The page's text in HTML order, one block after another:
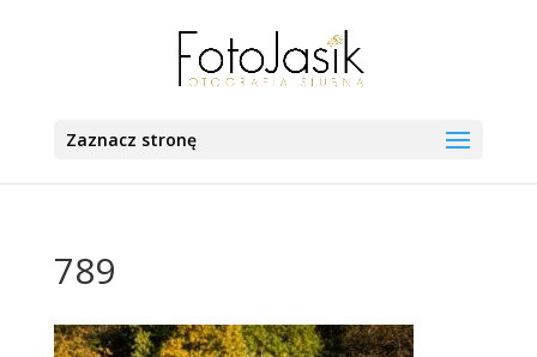
Zaznacz stronę
789